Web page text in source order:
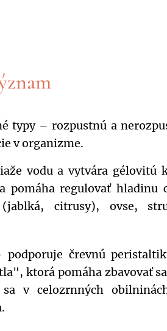
typy – rozpustnú a
v organizme.
vodu a vytvára gélovitú
pomáha regulovať hladinu
citrusy), ovse,
podporuje črevnú
ktorá pomáha zbavovať
v celozrnných